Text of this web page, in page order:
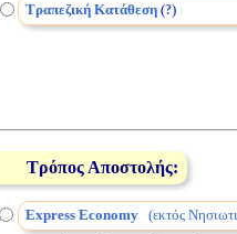
Τραπεζική Κατάθεση(?)
Τρόπος Αποστολής:
Express Economy(εκτός